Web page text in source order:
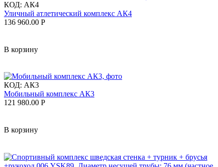
КОД: АК4
Уличный атлетический комплекс АК4
136 960.00 Р
В корзину
КОД: АК3
Мобильный комплекс АК3
121 980.00 Р
В корзину